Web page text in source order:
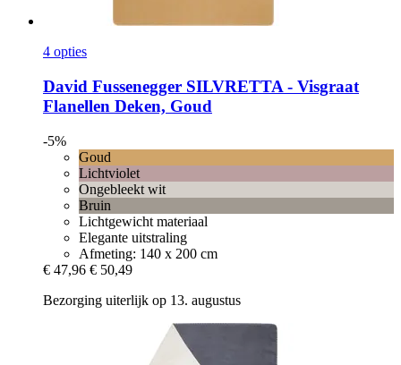
4 opties
David Fussenegger SILVRETTA -​ Visgraat
Flanellen Deken, Goud
-5%
Goud
Lichtviolet
Ongebleekt wit
Bruin
Lichtgewicht materiaal
Elegante uitstraling
Afmeting: 140 x 200 cm
€ 47,96 € 50,49
Bezorging uiterlijk op 13. augustus